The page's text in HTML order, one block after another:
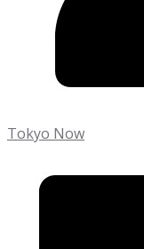
Tokyo Now